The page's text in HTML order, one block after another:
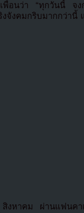
พื่อนว่า “ทุกวันนี้ จง
งจังคมกริบมากกว่านี้
สิงหาคม ผ่านแฟนคา